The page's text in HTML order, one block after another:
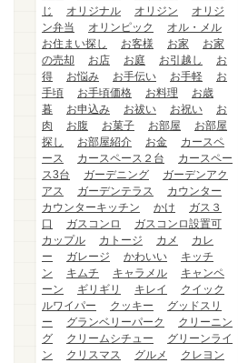
じ
オリジナル オリジン
オリジ
ン弁当
オリンピック
オル・メル
お住まい探し
お客様 お家
お家
の売却
お店 お庭 お引越し
お
得
お悩み お手伝い お手軽
お
手頃
お手頃価格 お料理
お歳
暮
お申込み お祓い お祝い
お
肉
お腹 お菓子 お部屋
お部屋
探し
お部屋紹介 お金
カースペ
ース
カースペース２台
カースペー
ス3台
ガーデニング
ガーデンアク
アス
ガーデンテラス
カウンター
カウンターキッチン
かけ
ガス３
口
ガスコンロ
ガスコンロ設置可
カップル
カトージ カメ
カレ
ー
ガレージ かわいい
キッチ
ン
キムチ キャラメル
キャンペ
ーン
ギリギリ キレイ
クイック
ルワイパー
クッキー
グッドスリ
ー
グランベリーパーク
クリーニン
グ
クリームシチュー
グリーンライ
ン
クリスマス グルメ
クレヨン